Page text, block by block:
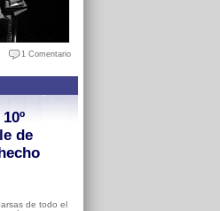
1 Comentario
de
de todo el